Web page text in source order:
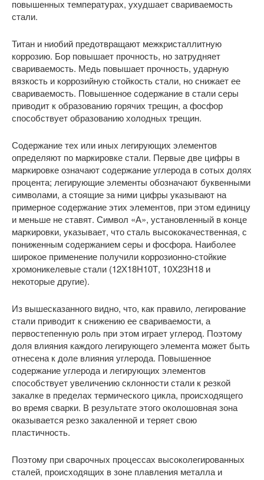
повышенных температурах, ухудшает свариваемость
стали.
Титан и ниобий предотвращают межкристаллитную
коррозию. Бор повышает прочность, но затрудняет
свариваемость. Медь повышает прочность, ударную
вязкость и коррозийную стойкость стали, но снижает ее
свариваемость. Повышенное содержание в стали серы
приводит к образованию горячих трещин, а фосфор
способствует образованию холодных трещин.
Содержание тех или иных легирующих элементов
определяют по маркировке стали. Первые две цифры в
маркировке означают содержание углерода в сотых долях
процента; легирующие элементы обозначают буквенными
символами, а стоящие за ними цифры указывают на
примерное содержание этих элементов, при этом единицу
и меньше не ставят. Символ «А», установленный в конце
маркировки, указывает, что сталь высококачественная, с
пониженным содержанием серы и фосфора. Наиболее
широкое применение получили коррозионно-стойкие
хромоникелевые стали (12Х18Н10Т, 10Х23Н18 и
некоторые другие).
Из вышесказанного видно, что, как правило, легирование
стали приводит к снижению ее свариваемости, а
первостепенную роль при этом играет углерод. Поэтому
доля влияния каждого легирующего элемента может быть
отнесена к доле влияния углерода. Повышенное
содержание углерода и легирующих элементов
способствует увеличению склонности стали к резкой
закалке в пределах термического цикла, происходящего
во время сварки. В результате этого околошовная зона
оказывается резко закаленной и теряет свою
пластичность.
Поэтому при сварочных процессах высоколегированных
сталей, происходящих в зоне плавления металла и